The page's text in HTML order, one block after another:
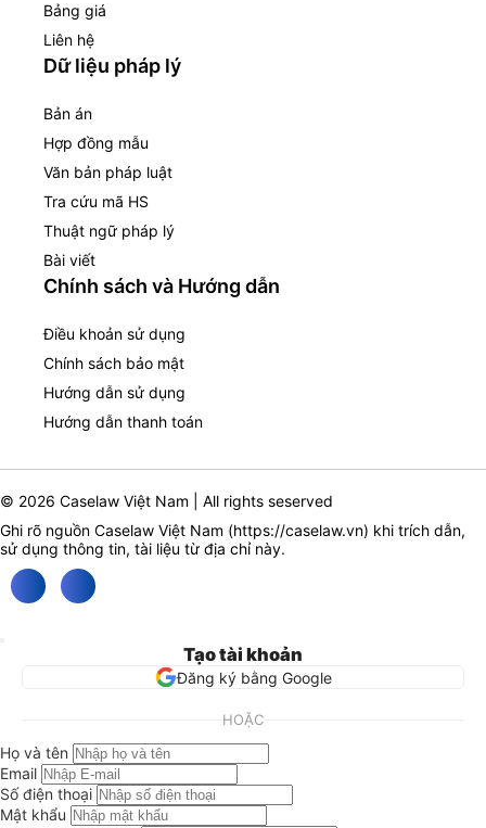
Bảng giá
Liên hệ
Dữ liệu pháp lý
Bản án
Hợp đồng mẫu
Văn bản pháp luật
Tra cứu mã HS
Thuật ngữ pháp lý
Bài viết
Chính sách và Hướng dẫn
Điều khoản sử dụng
Chính sách bảo mật
Hướng dẫn sử dụng
Hướng dẫn thanh toán
© 2026 Caselaw Việt Nam | All rights seserved
Ghi rõ nguồn Caselaw Việt Nam (https://caselaw.vn) khi trích dẫn,
sử dụng thông tin, tài liệu từ địa chỉ này.
Tạo tài khoản
Đăng ký bằng Google
HOẶC
Họ và tên
Email
Số điện thoại
Mật khẩu